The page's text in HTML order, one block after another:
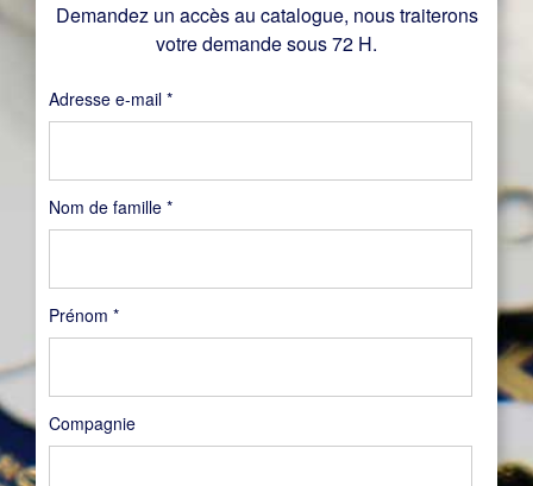
Nom de famille *
Prénom *
Compagnie
Demandez un accès au catalogue, nous traiterons
votre demande sous 72 H.
Adresse e-mail *Obligatoire